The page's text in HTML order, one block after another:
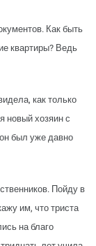
Как быть
квартиры? Ведь
как только
новый хозяин с
был уже давно
Пойду в
им, что триста
на благо